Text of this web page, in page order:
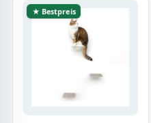
★ Bestpreis